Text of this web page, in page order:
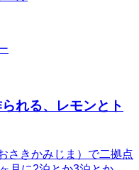
れる、レモンとト
さきかみじま）で二拠点